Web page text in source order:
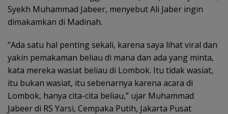
Syekh Muhammad Jabeer, menyebut Ali Jaber ingin
dimakamkan di Madinah.
“Ada satu hal penting sekali, karena saya lihat viral dan
yakin pemakaman beliau di mana dan ada yang minta,
kata mereka wasiat beliau di Lombok. Itu tidak wasiat,
itu bukan wasiat, itu sebenarnya karena acara di
Lombok, hanya cita-cita beliau,” ujar Muhammad
Jabeer di RS Yarsi, Cempaka Putih, Jakarta Pusat